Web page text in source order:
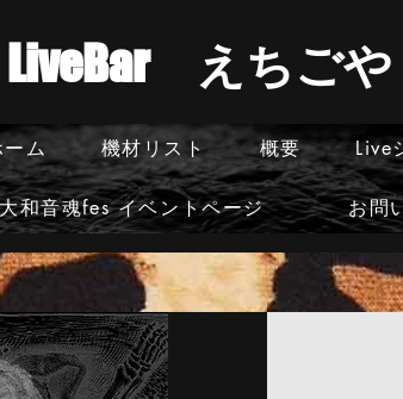
​LiveBar えちご
ム 機材リスト 概要 Live
大和音魂fes イベントページ お問